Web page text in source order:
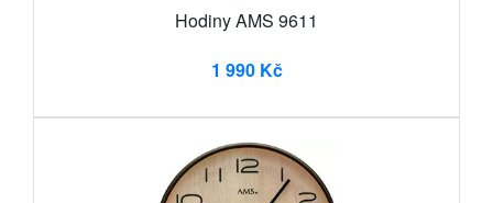
Hodiny AMS 9611
1 990 Kč